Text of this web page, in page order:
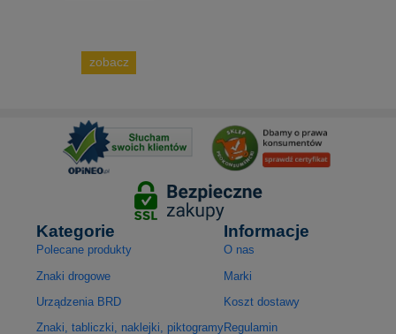
zobacz
Kategorie
Polecane produkty
Znaki drogowe
Urządzenia BRD
Znaki, tabliczki, naklejki, piktogramy
Informacje
O nas
Marki
Koszt dostawy
Regulamin